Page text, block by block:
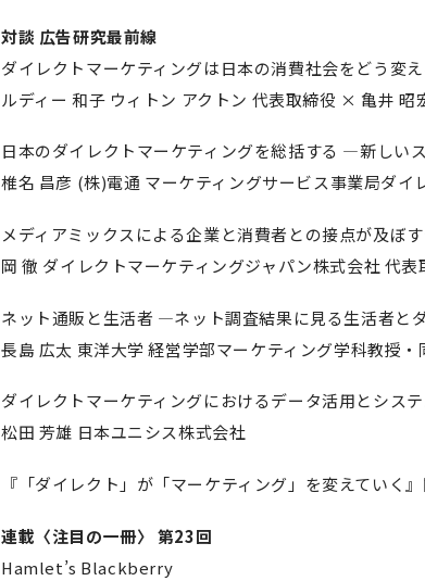
対談 広告研究最前線
ダイレクトマーケティングは日本の消費社会をどう変
ルディー 和子 ウィトン アクトン 代表取締役 × 亀井 昭
日本のダイレクトマーケティングを総括する —新しい
椎名 昌彦 (株)電通 マーケティングサービス事業局ダ
メディアミックスによる企業と消費者との接点が及
岡 徹 ダイレクトマーケティングジャパン株式会社 代表
ネット通販と生活者 —ネット調査結果に見る生活者と
長島 広太 東洋大学 経営学部マーケティング学科教授・
ダイレクトマーケティングにおけるデータ活用とシス
松田 芳雄 日本ユニシス株式会社
『「ダイレクト」が「マーケティング」を変えていく
連載〈注目の一冊〉 第23回
Hamlet’s Blackberry